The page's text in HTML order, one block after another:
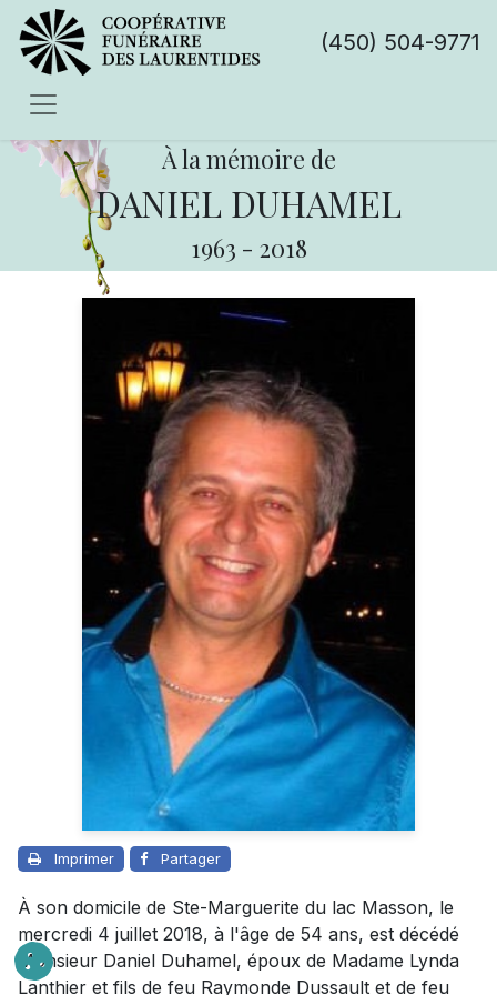
(450) 504-9771
À la mémoire de
DANIEL DUHAMEL
1963 - 2018
Imprimer Partager
À son domicile de Ste-Marguerite du lac Masson, le
mercredi 4 juillet 2018, à l'âge de 54 ans, est décédé
Monsieur Daniel Duhamel, époux de Madame Lynda
Lanthier et fils de feu Raymonde Dussault et de feu